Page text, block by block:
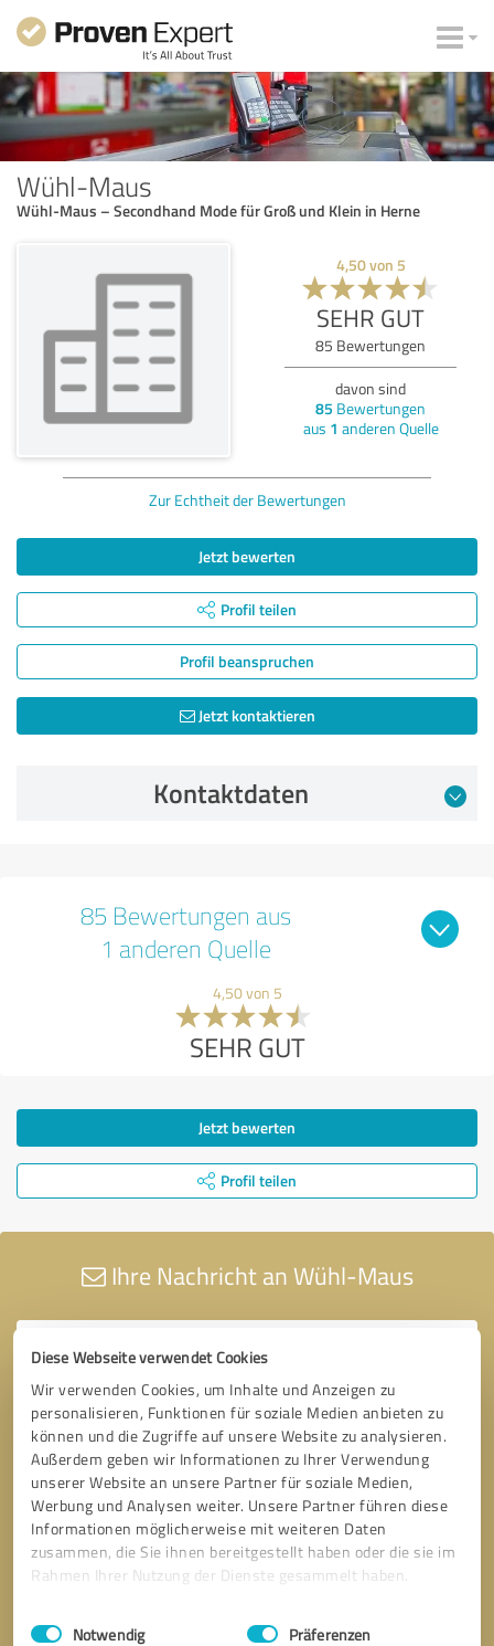
Diese Webseite verwendet Cookies
Wir verwenden Cookies, um Inhalte und Anzeigen zu
personalisieren, Funktionen für soziale Medien anbieten zu
können und die Zugriffe auf unsere Website zu analysieren.
Außerdem geben wir Informationen zu Ihrer Verwendung
unserer Website an unsere Partner für soziale Medien,
Werbung und Analysen weiter. Unsere Partner führen diese
Informationen möglicherweise mit weiteren Daten
zusammen, die Sie ihnen bereitgestellt haben oder die sie im
Rahmen Ihrer Nutzung der Dienste gesammelt haben.
Impressum Datenschutzbestimmungen
Einwilligungsauswahl
Notwendig Präferenzen
Wühl-Maus
Wühl-Maus – Secondhand Mode für Groß und Klein in Herne
4,50von 5
SEHR GUT
85 Bewertungen
davon sind
85 Bewertungen
aus 1 anderen Quelle
Zur Echtheit der Bewertungen
Jetzt bewerten
Profil teilen
Profil beanspruchen
Jetzt kontaktieren
Kontaktdaten
85 Bewertungen aus
1 anderen Quelle
4,50 von 5
SEHR GUT
Jetzt bewerten
Profil teilen
Ihre Nachricht an Wühl-Maus